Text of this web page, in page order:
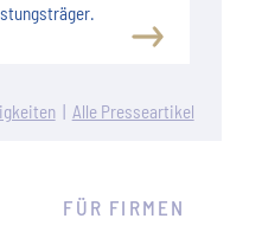
| Alle Presseartikel
FÜR FIRMEN